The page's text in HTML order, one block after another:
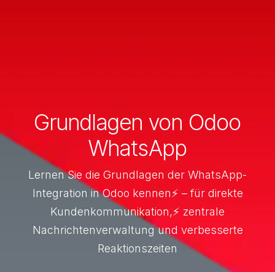
Grundlagen von Odoo
WhatsApp
Lernen Sie die Grundlagen der WhatsApp-
Integration in Odoo kennen⚡ – für direkte
Kundenkommunikation,⚡ zentrale
Nachrichtenverwaltung und verbesserte
Reaktionszeiten